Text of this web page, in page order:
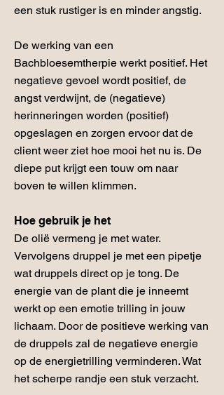
een stuk rustiger is en minder angstig.
De werking van een
Bachbloesemtherpie werkt positief. Het
negatieve gevoel wordt positief, de
angst verdwijnt, de (negatieve)
herinneringen worden (positief)
opgeslagen en zorgen ervoor dat de
client weer ziet hoe mooi het nu is. De
diepe put krijgt een touw om naar
boven te willen klimmen.
Hoe gebruik je het
De olië vermeng je met water.
Vervolgens druppel je met een pipetje
wat druppels direct op je tong. De
energie van de plant die je inneemt
werkt op een emotie trilling in jouw
lichaam. Door de positieve werking van
de druppels zal de negatieve energie
op de energietrilling verminderen. Wat
het scherpe randje een stuk verzacht.